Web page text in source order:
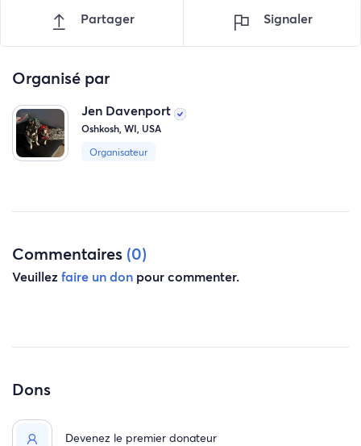
Partager Signaler
Organisé par
Jen Davenport
Oshkosh, WI, USA
Organisateur
Commentaires (0)
Veuillezfaire un don pour commenter.
Dons
Devenez le premier donateur